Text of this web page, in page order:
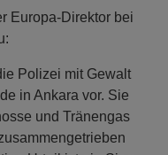
Europa-Direktor bei
Polizei mit Gewalt
in Ankara vor. Sie
und Tränengas